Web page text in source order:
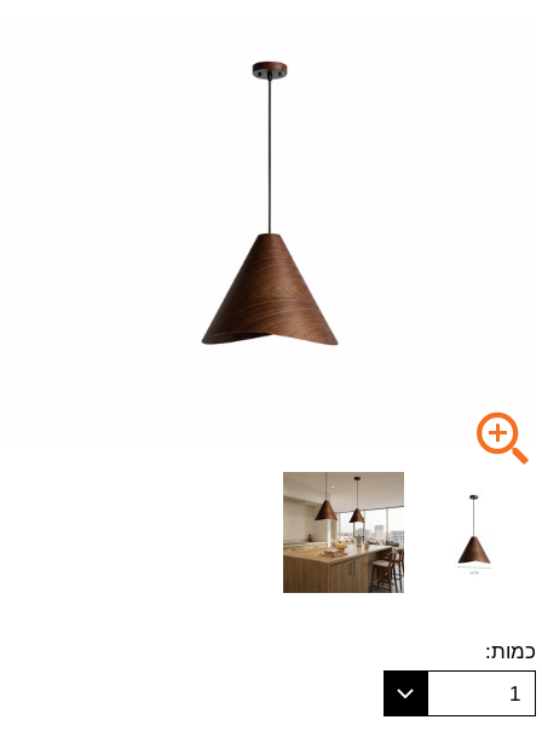
כמות:
1